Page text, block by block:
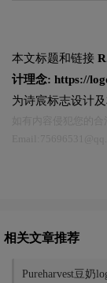
本文标题和链接
计理念: https://
为诗宸标志设计
相关文章推荐
Pureharvest豆奶